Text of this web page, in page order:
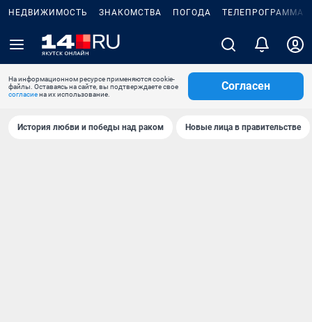
НЕДВИЖИМОСТЬ ЗНАКОМСТВА ПОГОДА ТЕЛЕПРОГРАММА
На информационном ресурсе применяются cookie-
файлы. Оставаясь на сайте, вы подтверждаете свое
согласиена их использование.
Согласен
История любви и победы над раком Новые лица в правительстве